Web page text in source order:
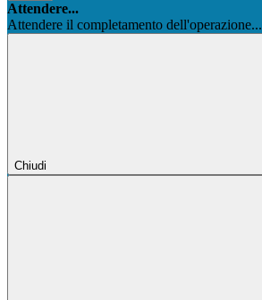
Attendere...
Attendere il completamento dell'operazione...
Chiudi